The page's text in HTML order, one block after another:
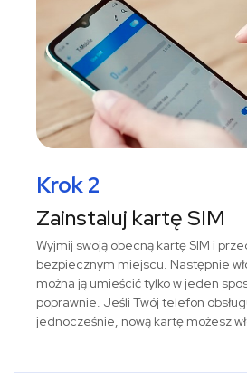
Krok 2
Zainstaluj kartę SIM
Wyjmij swoją obecną kartę SIM i
bezpiecznym miejscu. Następnie
można ją umieścić tylko w jeden
poprawnie. Jeśli Twój telefon
jednocześnie, nową kartę możesz